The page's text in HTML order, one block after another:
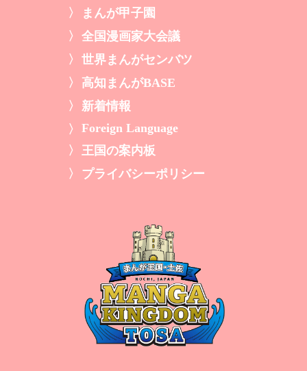
まんが甲子園
全国漫画家大会議
世界まんがセンバツ
高知まんがBASE
新着情報
Foreign Language
王国の案内板
プライバシーポリシー